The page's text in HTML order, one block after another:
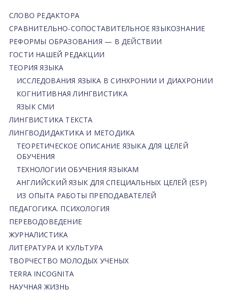
СЛОВО РЕДАКТОРА
СРАВНИТЕЛЬНО-СОПОСТАВИТЕЛЬНОЕ ЯЗЫКОЗНАНИЕ
РЕФОРМЫ ОБРАЗОВАНИЯ — В ДЕЙСТВИИ
ГОСТИ НАШЕЙ РЕДАКЦИИ
ТЕОРИЯ ЯЗЫКА
ИССЛЕДОВАНИЯ ЯЗЫКА В СИНХРОНИИ И ДИАХРОНИИ
КОГНИТИВНАЯ ЛИНГВИСТИКА
ЯЗЫК СМИ
ЛИНГВИСТИКА ТЕКСТА
ЛИНГВОДИДАКТИКА И МЕТОДИКА
ТЕОРЕТИЧЕСКОЕ ОПИСАНИЕ ЯЗЫКА ДЛЯ ЦЕЛЕЙ
ОБУЧЕНИЯ
ТЕХНОЛОГИИ ОБУЧЕНИЯ ЯЗЫКАМ
АНГЛИЙСКИЙ ЯЗЫК ДЛЯ СПЕЦИАЛЬНЫХ ЦЕЛЕЙ (ESP)
ИЗ ОПЫТА РАБОТЫ ПРЕПОДАВАТЕЛЕЙ
ПЕДАГОГИКА. ПСИХОЛОГИЯ
ПЕРЕВОДОВЕДЕНИЕ
ЖУРНАЛИСТИКА
ЛИТЕРАТУРА И КУЛЬТУРА
ТВОРЧЕСТВО МОЛОДЫХ УЧЕНЫХ
TERRA INCOGNITA
НАУЧНАЯ ЖИЗНЬ